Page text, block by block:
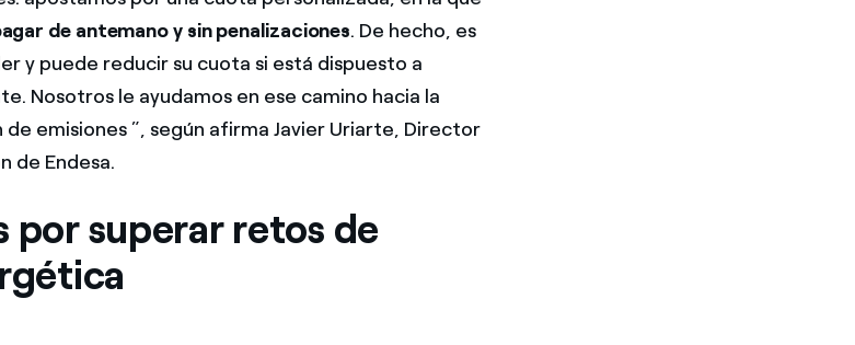
de antemano y sin penalizaciones. De hecho, es
y puede reducir su cuota si está dispuesto a
Nosotros le ayudamos en ese camino hacia la
emisiones ”, según afirma Javier Uriarte, Director
de Endesa.
por superar retos de